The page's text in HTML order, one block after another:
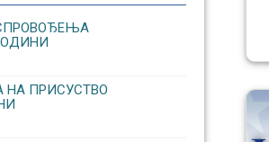
НА ПРИСУСТВО